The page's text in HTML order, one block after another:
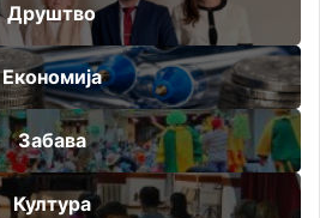
Друштво
Економија
Забава
Култура